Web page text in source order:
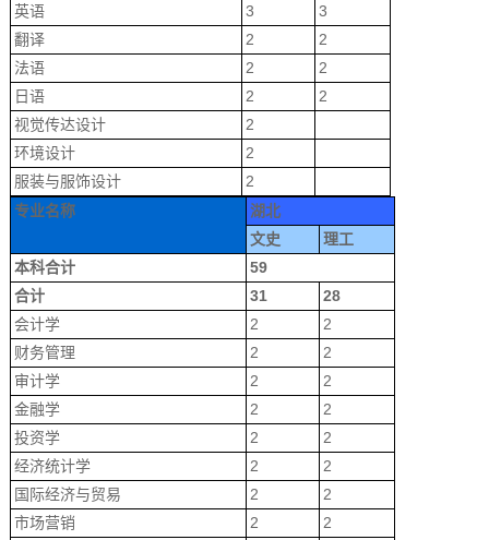
英语
3
3
翻译
2
2
法语
2
2
日语
2
2
视觉传达设计
2
环境设计
2
服装与服饰设计
2
专业名称
湖北
文史
理工
本科合计
59
合计
31
28
会计学
2
2
财务管理
2
2
审计学
2
2
金融学
2
2
投资学
2
2
经济统计学
2
2
国际经济与贸易
2
2
市场营销
2
2